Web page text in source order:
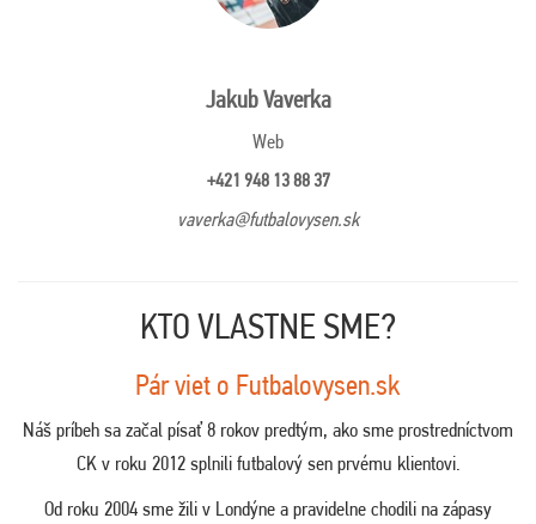
Jakub Vaverka
Web
+421 948 13 88 37
vaverka@futbalovysen.sk
KTO VLASTNE SME?
Pár viet o Futbalovysen.sk
Náš príbeh sa začal písať 8 rokov predtým, ako sme prostredníctvom
CK v roku 2012 splnili futbalový sen prvému klientovi.
Od roku 2004 sme žili v Londýne a pravidelne chodili na zápasy